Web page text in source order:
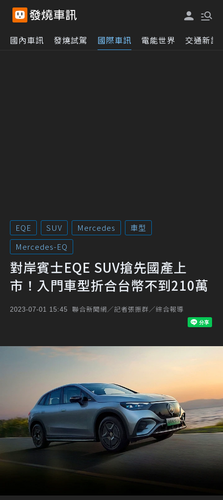
國內車訊 發燒試駕 國際車訊 電能世界 交通新訊
EQE SUV Mercedes
車型
Mercedes-EQ
對岸賓士EQE SUV搶先國產上
市！入門車型折合台幣不到210萬
2023-07-01 15:45 聯合新聞網／記者張振群／綜合報導